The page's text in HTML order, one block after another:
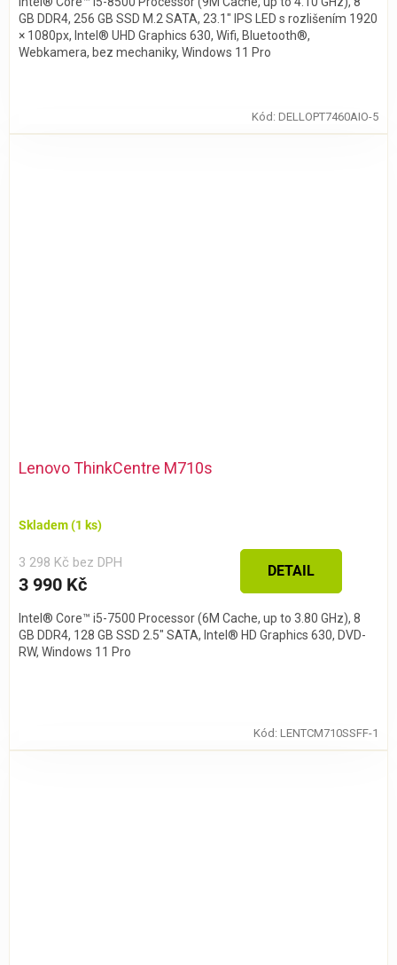
GB DDR4, 256 GB SSD M.2 SATA, 23.1″ IPS LED s rozlišením 1920
× 1080px, Intel® UHD Graphics 630, Wifi, Bluetooth®,
Webkamera, bez mechaniky, Windows 11 Pro
Kód: DELLOPT7460AIO-5
Lenovo ThinkCentre M710s
Skladem(1 ks)
3 298 Kč bez DPH
3 990 Kč
DETAIL
Intel® Core™ i5-7500 Processor (6M Cache, up to 3.80 GHz), 8
GB DDR4, 128 GB SSD 2.5" SATA, Intel® HD Graphics 630, DVD-
RW, Windows 11 Pro
Kód: LENTCM710SSFF-1